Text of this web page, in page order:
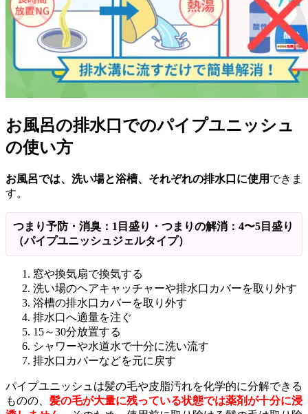
お風呂の排水口でのパイプユニッシュ
の使い方
お風呂では、洗い場と浴槽、それぞれの排水口に使用 できま
す。
つまり予防・消臭：1目盛り・つまりの解消：4〜5目盛り
（パイプユニッシュジェルタイプ）
窓や換気扇で換気する
洗い場のヘアキャッチャーや排水口カバーを取り外す
浴槽の排水口カバーを取り外す
排水口へ適量を注ぐ
15～30分放置する
シャワーや水道水で十分に洗い流す
排水口カバーなどを元に戻す
パイプユニッシュは髪の毛や皮脂汚れを化学的に分解できる
ものの、 髪の毛が大量に残っている状態では薬剤が十分に浸